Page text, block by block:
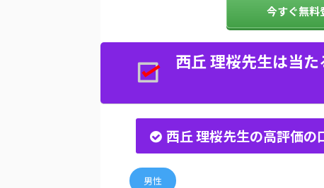
今すぐ無料
西丘 理桜先生は当
西丘 理桜先生の高評価の
男性